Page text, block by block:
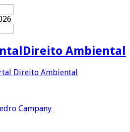
Direito Ambiental
Campany